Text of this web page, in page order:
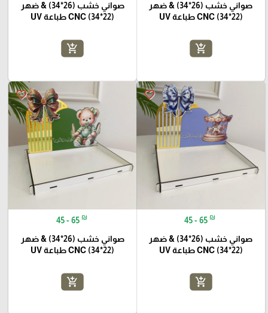
صواني خشب (26*34) & ضهر
(22*34) CNC طباعة UV
add_shopping_cart
صواني خشب (26*34) & ضهر
(22*34) CNC طباعة UV
add_shopping_cart
favorite_border
45 - 65 ₪
صواني خشب (26*34) & ضهر
(22*34) CNC طباعة UV
add_shopping_cart
favorite_border
45 - 65 ₪
صواني خشب (26*34) & ضهر
(22*34) CNC طباعة UV
add_shopping_cart